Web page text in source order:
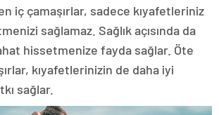
iç çamaşırlar, sadece kıyafetleriniz
sağlamaz. Sağlık açısında da
hissetmenize fayda sağlar. Öte
kıyafetlerinizin de daha iyi
sağlar.